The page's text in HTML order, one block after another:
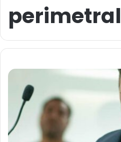
perimetral